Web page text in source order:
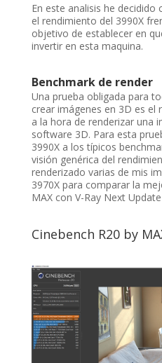
En este analisis he
el rendimiento del 3990X
objetivo de establecer en
invertir en esta maquina.
Benchmark de render
Una prueba obligada para
crear imágenes en 3D es el
a la hora de renderizar una
software 3D. Para esta
3990X a los típicos
visión genérica del
renderizado varias de mis
3970X para comparar la
MAX con V-Ray Next
Cinebench R20 by